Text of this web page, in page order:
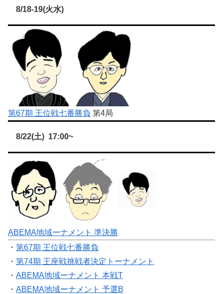
8/18-19(火水)
第67期 王位戦七番勝負 第4局
8/22(土) 17:00~
ABEMA地域ーナメント 準決勝
・ 第67期 王位戦七番勝負
・ 第74期 王座戦挑戦者決定トーナメント
・ ABEMA地域ーナメント 本戦T
・ ABEMA地域ーナメント 予選B